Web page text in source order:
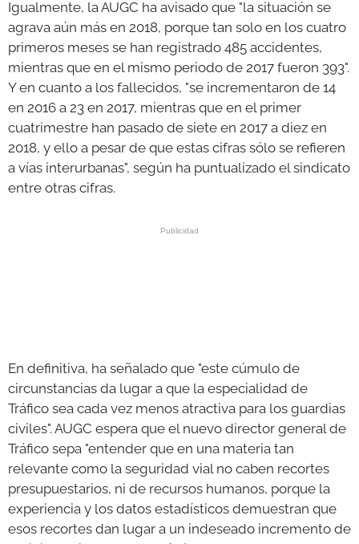
Igualmente, la AUGC ha avisado que "la situación se
agrava aún más en 2018, porque tan solo en los cuatro
primeros meses se han registrado 485 accidentes,
mientras que en el mismo periodo de 2017 fueron 393".
Y en cuanto a los fallecidos, "se incrementaron de 14
en 2016 a 23 en 2017, mientras que en el primer
cuatrimestre han pasado de siete en 2017 a diez en
2018, y ello a pesar de que estas cifras sólo se refieren
a vías interurbanas", según ha puntualizado el sindicato
entre otras cifras.
En definitiva, ha señalado que "este cúmulo de
circunstancias da lugar a que la especialidad de
Tráfico sea cada vez menos atractiva para los guardias
civiles". AUGC espera que el nuevo director general de
Tráfico sepa "entender que en una materia tan
relevante como la seguridad vial no caben recortes
presupuestarios, ni de recursos humanos, porque la
experiencia y los datos estadísticos demuestran que
esos recortes dan lugar a un indeseado incremento de